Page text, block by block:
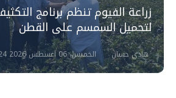
زراعة الفيوم تنظم برنامج
لتحميل السمسم على القطن
هادي حسان الخميس، 06 اغسطس 2026 09:24 م